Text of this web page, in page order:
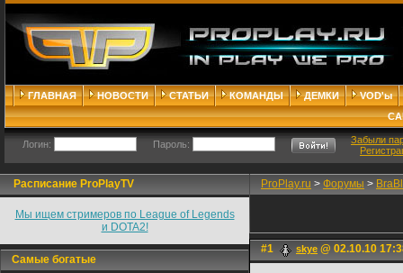
ГЛАВНАЯ НОВОСТИ СТАТЬИ КОМАНДЫ ДЕМКИ
VOD'ы
Логин: Пароль:
Забыли
Расписание ProPlayTV
Мы ищем стримеров по League of Legends
и DOTA2!
Самые богатые
ProPlay.ru > Форумы >
#1 skye @ 02.10.10